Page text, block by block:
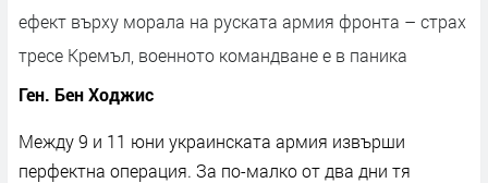
ефект върху морала на руската армия фронта – страх
тресе Кремъл, военното командване е в паника
Ген. Бен Ходжис
Между 9 и 11 юни украинската армия извърши
перфектна операция. За по-малко от два дни тя